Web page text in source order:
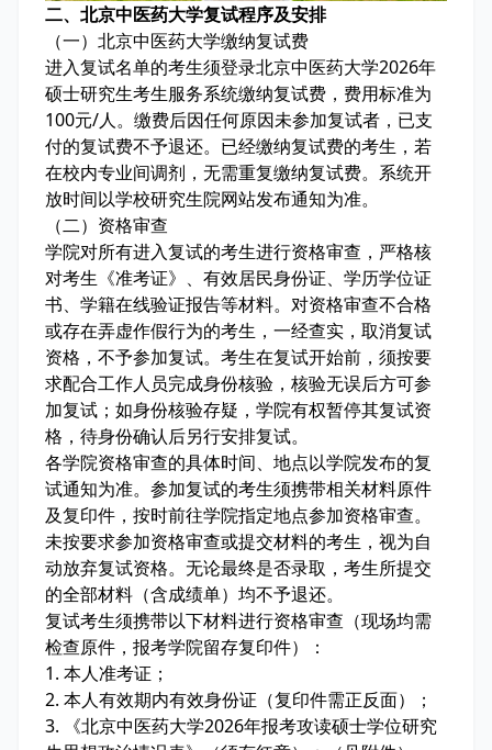
二、北京中医药大学复试程序及安排
（一）北京中医药大学缴纳复试费
进入复试名单的考生须登录北京中医药大学2026年
硕士研究生考生服务系统缴纳复试费，费用标准为
100元/人。缴费后因任何原因未参加复试者，已支
付的复试费不予退还。已经缴纳复试费的考生，若
在校内专业间调剂，无需重复缴纳复试费。系统开
放时间以学校研究生院网站发布通知为准。
（二）资格审查
学院对所有进入复试的考生进行资格审查，严格核
对考生《准考证》、有效居民身份证、学历学位证
书、学籍在线验证报告等材料。对资格审查不合格
或存在弄虚作假行为的考生，一经查实，取消复试
资格，不予参加复试。考生在复试开始前，须按要
求配合工作人员完成身份核验，核验无误后方可参
加复试；如身份核验存疑，学院有权暂停其复试资
格，待身份确认后另行安排复试。
各学院资格审查的具体时间、地点以学院发布的复
试通知为准。参加复试的考生须携带相关材料原件
及复印件，按时前往学院指定地点参加资格审查。
未按要求参加资格审查或提交材料的考生，视为自
动放弃复试资格。无论最终是否录取，考生所提交
的全部材料（含成绩单）均不予退还。
复试考生须携带以下材料进行资格审查（现场均需
检查原件，报考学院留存复印件）：
1. 本人准考证；
2. 本人有效期内有效身份证（复印件需正反面）；
3. 《北京中医药大学2026年报考攻读硕士学位研究